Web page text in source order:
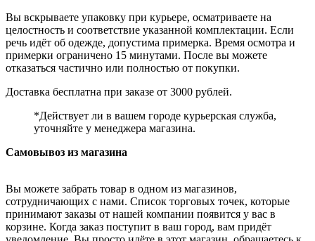
Вы вскрываете упаковку при курьере, осматриваете на
целостность и соответствие указанной комплектации. Если
речь идёт об одежде, допустима примерка. Время осмотра и
примерки ограничено 15 минутами. После вы можете
отказаться частично или полностью от покупки.
Доставка бесплатна при заказе от 3000 рублей.
*Действует ли в вашем городе курьерская служба,
уточняйте у менеджера магазина.
Самовывоз из магазина
Вы можете забрать товар в одном из магазинов,
сотрудничающих с нами. Список торговых точек, которые
принимают заказы от нашей компании появится у вас в
корзине. Когда заказ поступит в ваш город, вам придёт